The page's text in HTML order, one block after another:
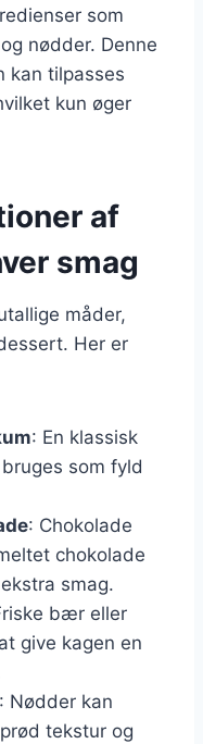
som
nødder. Denne
kan tilpasses
kun øger
af
smag
måder,
Her er
: En klassisk
som fyld
: Chokolade
chokolade
smag.
bær eller
give kagen en
: Nødder kan
tekstur og